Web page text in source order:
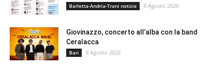
Barletta-Andria-Trani notizie 8 Agosto 2026
Giovinazzo, concerto all’alba con la band
Ceralacca
Bari 8 Agosto 2026